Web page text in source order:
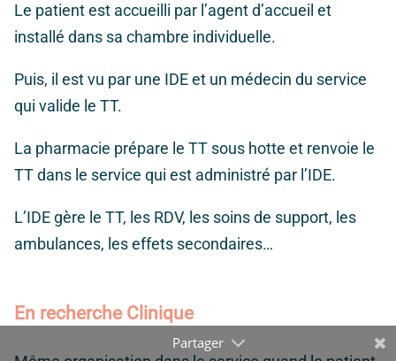
Le patient est accueilli par l’agent d’accueil et
installé dans sa chambre individuelle.
Puis, il est vu par une IDE et un médecin du service
qui valide le TT.
La pharmacie prépare le TT sous hotte et renvoie le
TT dans le service qui est administré par l’IDE.
L’IDE gère le TT, les RDV, les soins de support, les
ambulances, les effets secondaires…
En recherche Clinique